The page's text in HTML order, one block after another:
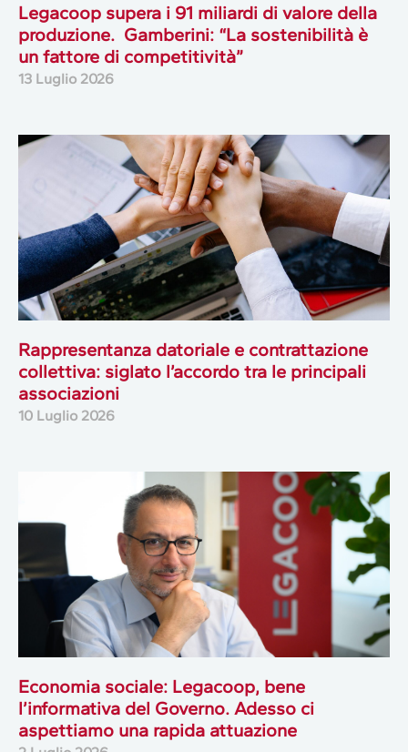
Legacoop supera i 91 miliardi di valore della
produzione. Gamberini: “La sostenibilità è
un fattore di competitività”
13 Luglio 2026
Rappresentanza datoriale e contrattazione
collettiva: siglato l’accordo tra le principali
associazioni
10 Luglio 2026
Economia sociale: Legacoop, bene
l’informativa del Governo. Adesso ci
aspettiamo una rapida attuazione